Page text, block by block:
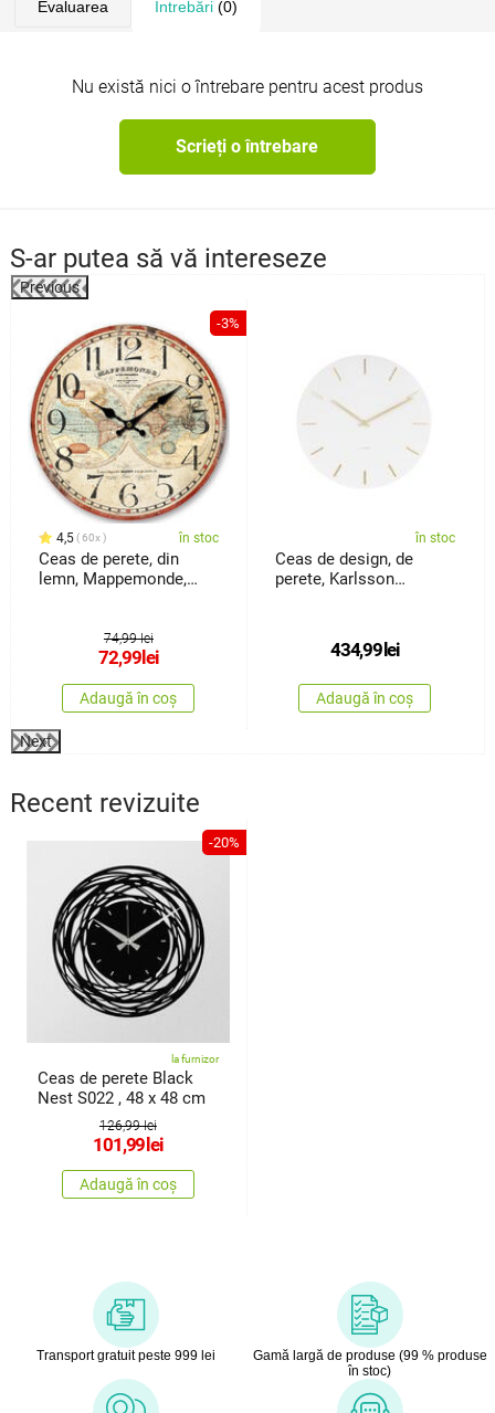
Evaluarea Întrebări(0)
Nu există nici o întrebare pentru acest produs
Scrieți o întrebare
S-ar putea să vă intereseze
Previous
-3%
4,5 60x în stoc
Ceas de perete, din
lemn, Mappemonde,
74,99 lei
72,99 lei
Adaugă în coș
în stoc
Ceas de design, de
perete, Karlsson
434,99 lei
Adaugă în coș
Next
Recent revizuite
-20%
la furnizor
Ceas de perete Black
Nest S022 , 48 x 48 cm
126,99 lei
101,99lei
Adaugă în coș
Transport gratuit peste 999 lei
Gamă largă de produse (99 % produse
în stoc)